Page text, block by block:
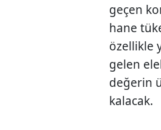
geçen
hane
özellikle
gelen
değerin
kalacak.